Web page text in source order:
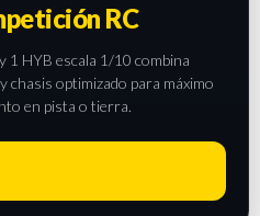
RC
1 HYB escala 1/10 combina
chasis optimizado para máximo
en pista o tierra.